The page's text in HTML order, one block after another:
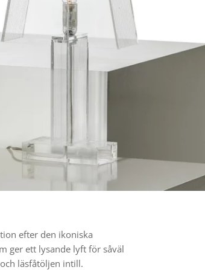
efter den ikoniska
ger ett lysande lyft för såväl
läsfåtöljen intill.